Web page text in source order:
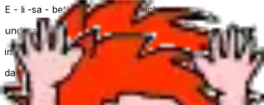
E - li -sa - beth die schäm - te sich,
und warf die De - cke ü - ber sich,
im Stoff da war ein Loch, Loch, Loch,
da sah ich sie dann doch, doch, doch!
Ein Klatschspiel in englischer Sprache: